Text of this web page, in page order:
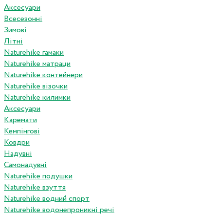
Аксесуари
Всесезонні
Зимові
Літні
Naturehike гамаки
Naturehike матраци
Naturehike контейнери
Naturehike візочки
Naturehike килимки
Аксесуари
Каремати
Кемпінгові
Ковдри
Надувні
Самонадувні
Naturehike подушки
Naturehike взуття
Naturehike водний спорт
Naturehike водонепроникні речі